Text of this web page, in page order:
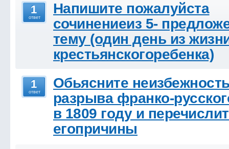
1
ответ
Напишите пожалуйста
сочинениеиз 5-
тему (один день из
крестьянскогоребенка)
1
ответ
Обьясните
разрыва франко-
в 1809 году и
егопричины